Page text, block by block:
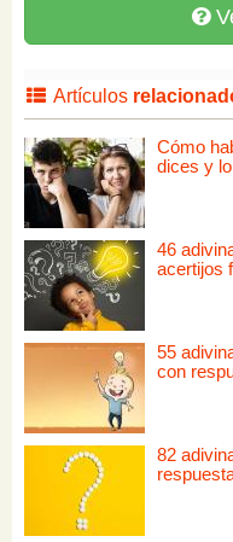
Artículos
Cómo
dices y
46
acertijos
55
con
82